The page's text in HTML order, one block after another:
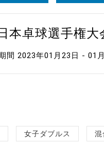
本卓球選手権大
間 2023年01月23日 - 01
女子ダブルス 混